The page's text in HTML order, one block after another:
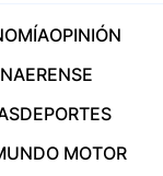
OPINIÓN
DEPORTES
MOTOR